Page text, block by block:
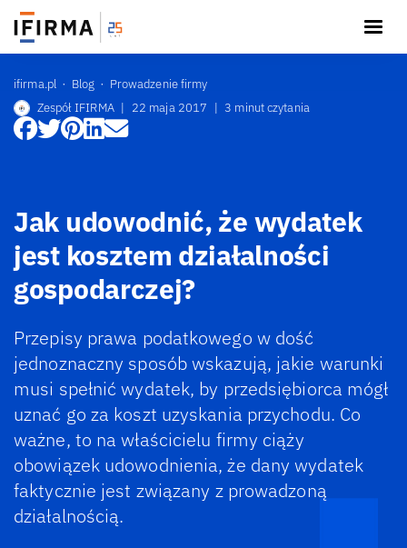
ifirma.pl Blog
Prowadzenie firmy
Zespół IFIRMA | 22 maja 2017 | 3 minut czytania
Jak udowodnić, że wydatek
jest kosztem działalności
gospodarczej?
Przepisy prawa podatkowego w dość
jednoznaczny sposób wskazują, jakie warunki
musi spełnić wydatek, by przedsiębiorca mógł
uznać go za koszt uzyskania przychodu. Co
ważne, to na właścicielu firmy ciąży
obowiązek udowodnienia, że dany wydatek
faktycznie jest związany z prowadzoną
działalnością.